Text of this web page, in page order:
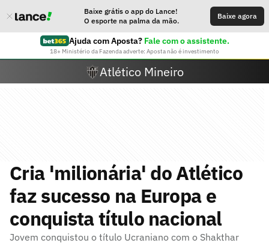
Baixe grátis o app do Lance!
O esporte na palma da mão.
Baixe agora
Ajuda com Aposta? Fale com o assistente.
18+ Ministério da Fazenda adverte: Aposta não é investimento
Atlético Mineiro
Cria 'milionária' do Atlético
faz sucesso na Europa e
conquista título nacional
Jovem conquistou o título Ucraniano com o Shakthar